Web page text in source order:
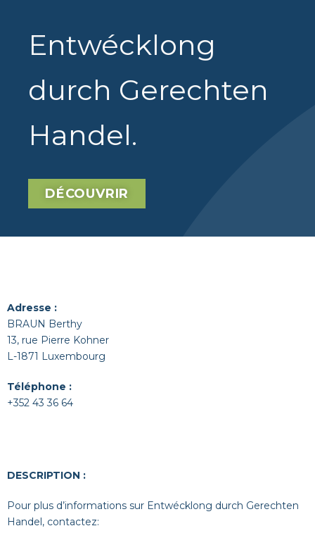
Entwécklong
durch Gerechten
Handel.
DÉCOUVRIR
Adresse :
BRAUN Berthy
13, rue Pierre Kohner
L-1871 Luxembourg
Téléphone :
+352 43 36 64
DESCRIPTION :
Pour plus d’informations sur Entwécklong durch Gerechten
Handel, contactez: